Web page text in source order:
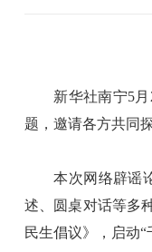
新华社南宁5月20
题，邀请各方共同
本次网络辟谣论
述、圆桌对话等多
民生倡议》，启动